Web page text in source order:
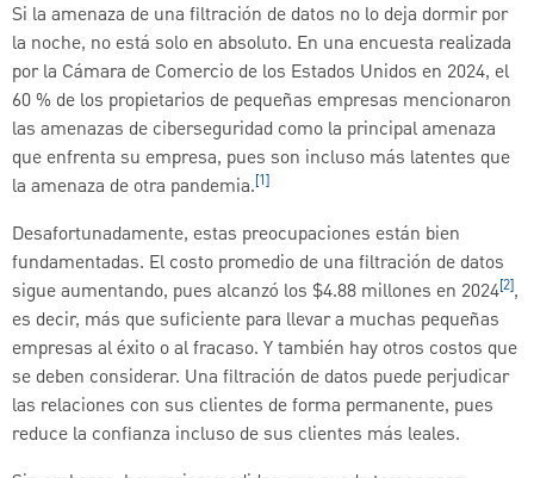
Si la amenaza de una filtración de datos no lo deja dormir por
la noche, no está solo en absoluto. En una encuesta realizada
por la Cámara de Comercio de los Estados Unidos en 2024, el
60 % de los propietarios de pequeñas empresas mencionaron
las amenazas de ciberseguridad como la principal amenaza
que enfrenta su empresa, pues son incluso más latentes que
la amenaza de otra pandemia.[1]
Desafortunadamente, estas preocupaciones están bien
fundamentadas. El costo promedio de una filtración de datos
sigue aumentando, pues alcanzó los $4.88 millones en 2024[2],
es decir, más que suficiente para llevar a muchas pequeñas
empresas al éxito o al fracaso. Y también hay otros costos que
se deben considerar. Una filtración de datos puede perjudicar
las relaciones con sus clientes de forma permanente, pues
reduce la confianza incluso de sus clientes más leales.